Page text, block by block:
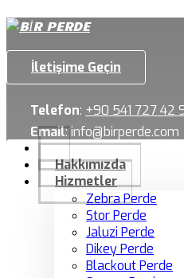
İletişime Geçin
Telefon: +90 541 727 42
Email:info@birperde.com
Hakkımızda
Hizmetler
Zebra Perde
Stor Perde
Jaluzi Perde
Dikey Perde
Blackout Perde